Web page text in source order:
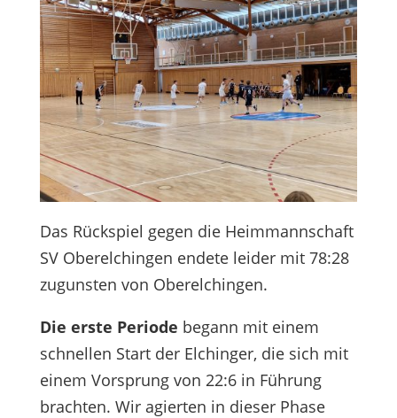
Das Rückspiel gegen die Heimmannschaft
SV Oberelchingen endete leider mit 78:28
zugunsten von Oberelchingen.
Die erste Periode begann mit einem
schnellen Start der Elchinger, die sich mit
einem Vorsprung von 22:6 in Führung
brachten. Wir agierten in dieser Phase